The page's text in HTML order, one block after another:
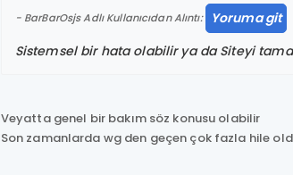
BarBarOsjs Adlı Kullanıcıdan Alıntı:
Yoruma git
Sistemsel bir hata olabilir ya da Siteyi
Veyatta genel bir bakım söz konusu olabilir
Son zamanlarda wg den geçen çok fazla hile